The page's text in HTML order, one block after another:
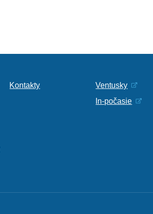
Kontakty
Ventusky
In-počasie